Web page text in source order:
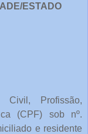
ESTADO
Civil, Profissão,
(CPF) sob nº.
e residente